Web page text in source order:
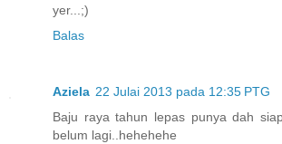
yer...;)
Balas
Aziela 22 Julai 2013 pada 12:35 PTG
Baju raya tahun lepas punya dah
belum lagi..hehehehe